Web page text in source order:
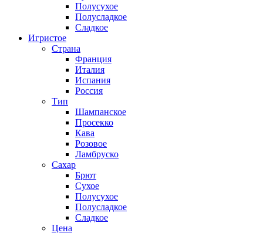
Полусухое
Полусладкое
Сладкое
Игристое
Страна
Франция
Италия
Испания
Россия
Тип
Шампанское
Просекко
Кава
Розовое
Ламбруско
Сахар
Брют
Сухое
Полусухое
Полусладкое
Сладкое
Цена